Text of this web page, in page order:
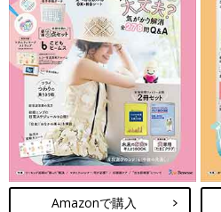
Amazonで購入